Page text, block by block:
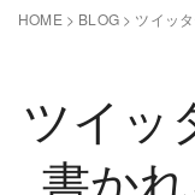
HOME > BLOG> ツイッ
ツイッ
書か